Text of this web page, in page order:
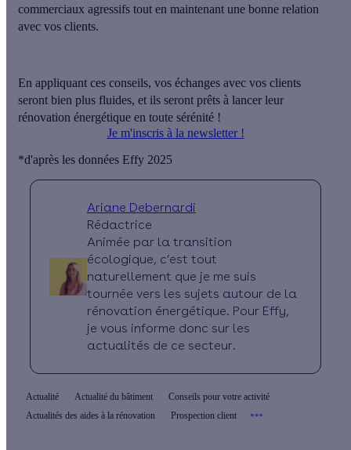
commerciaux agressifs tout en maintenant une bonne relation
avec vos clients.
En appliquant ces conseils, vos échanges avec vos clients
seront bien plus fluides, et ils seront prêts à lancer leur
rénovation énergétique en toute sérénité !
Je m'inscris à la newsletter !
*d'après les données Effy 2025
Ariane Debernardi
Rédactrice
Animée par la transition
écologique, c’est tout
naturellement que je me suis
tournée vers les sujets autour de la
rénovation énergétique. Pour Effy,
je vous informe donc sur les
actualités de ce secteur.
Actualité Actualité du bâtiment
Conseils pour votre activité
Actualités des aides à la rénovation
Prospection client